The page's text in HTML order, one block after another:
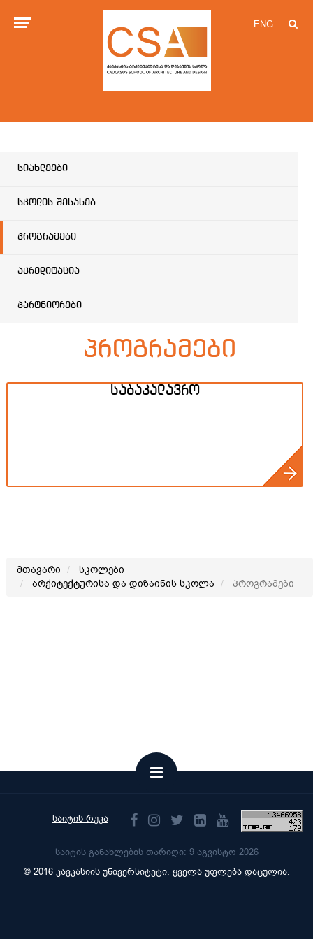
ENG
სიახლეები
სკოლის შესახებ
პროგრამები
აკრედიტაცია
პარტნიორები
პროგრამები
საბაკალავრო
მთავარი
სკოლები
არქიტექტურისა და დიზაინის სკოლა
პროგრამები
საიტის რუკა
საიტის განახლების თარიღი: 9 აგვისტო 2026
© 2016 კავკასიის უნივერსიტეტი. ყველა უფლება დაცულია.